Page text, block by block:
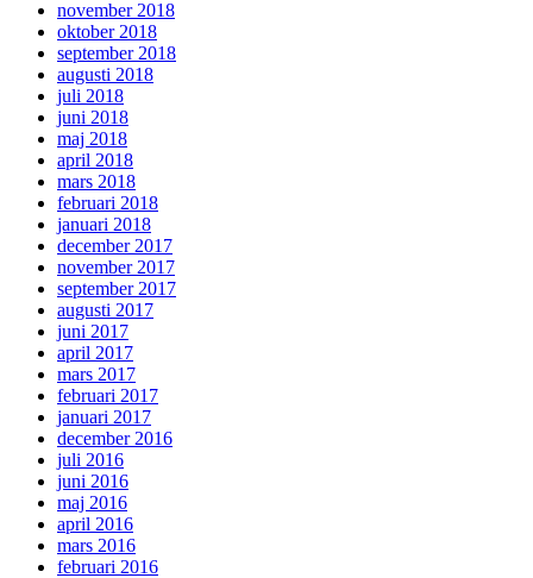
november 2018
oktober 2018
september 2018
augusti 2018
juli 2018
juni 2018
maj 2018
april 2018
mars 2018
februari 2018
januari 2018
december 2017
november 2017
september 2017
augusti 2017
juni 2017
april 2017
mars 2017
februari 2017
januari 2017
december 2016
juli 2016
juni 2016
maj 2016
april 2016
mars 2016
februari 2016